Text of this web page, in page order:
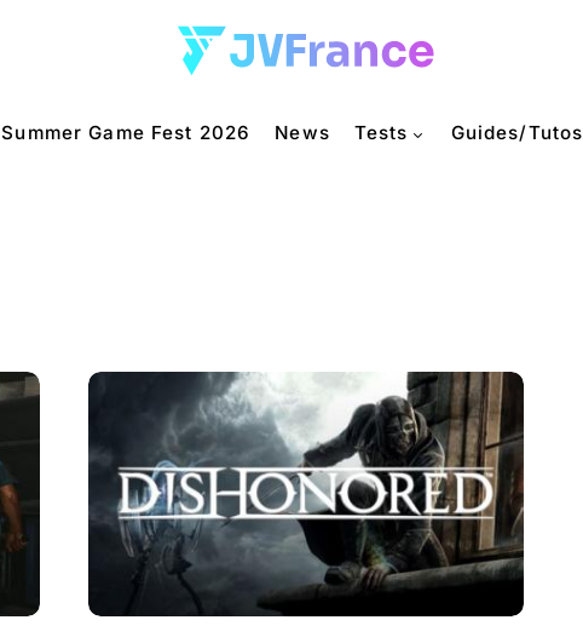
Summer Game Fest 2026 News Tests Guides/Tutos